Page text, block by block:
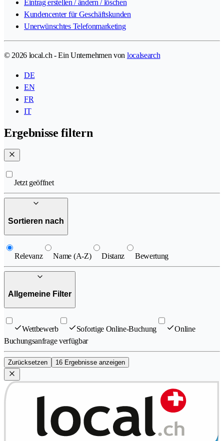
Eintrag erstellen / ändern / löschen
Kundencenter für Geschäftskunden
Unerwünschtes Telefonmarketing
© 2026 local.ch - Ein Unternehmen von localsearch
DE
EN
FR
IT
Ergebnisse filtern
Jetzt geöffnet
Sortieren nach
Relevanz Name (A-Z) Distanz Bewertung
Allgemeine Filter
Wettbewerb Sofortige Online-Buchung
Online
Buchungsanfrage verfügbar
Zurücksetzen 16 Ergebnisse anzeigen